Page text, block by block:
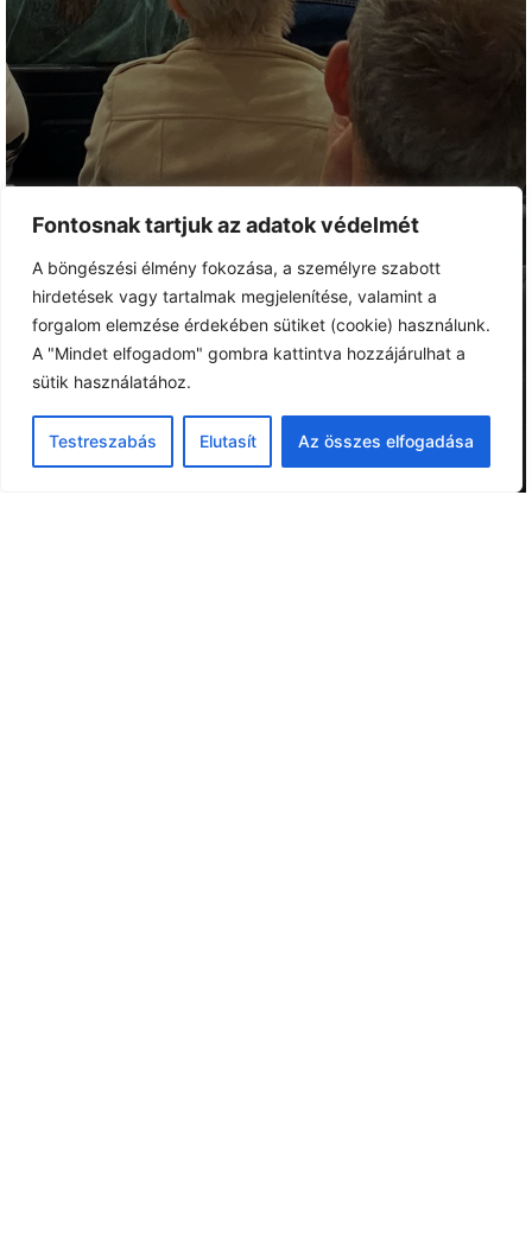
Fontosnak tartjuk az adatok védelmét
A böngészési élmény fokozása, a személyre szabott
hirdetések vagy tartalmak megjelenítése, valamint a
forgalom elemzése érdekében sütiket (cookie) használunk.
A "Mindet elfogadom" gombra kattintva hozzájárulhat a
sütik használatához.
Testreszabás Elutasít Az összes elfogadása